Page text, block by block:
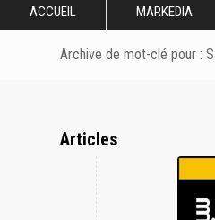
ACCUEIL MARKEDIA
Archive de mot-clé pour :
Articles